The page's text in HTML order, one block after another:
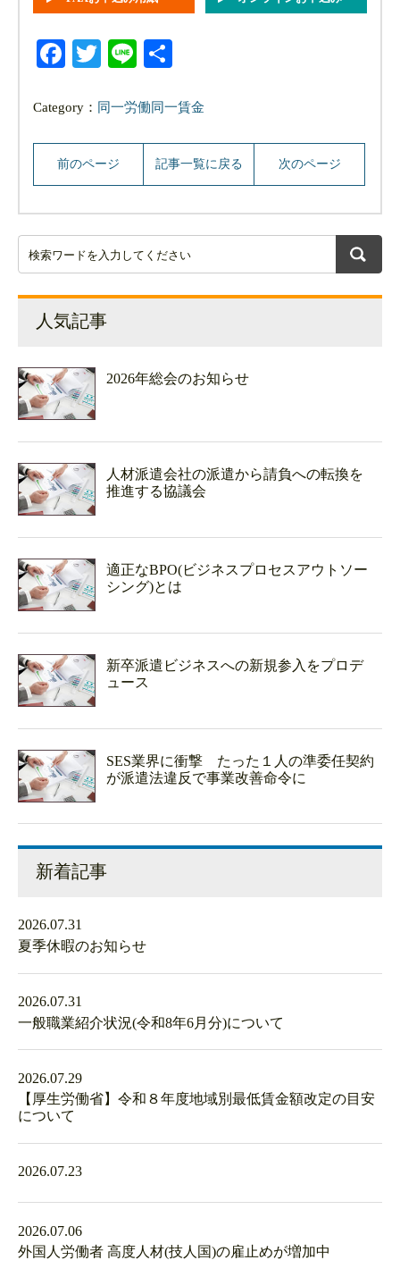
Facebook
Twitter
Line
Category： 同一労働同一賃金
前のページ 記事一覧に戻る 次のページ
人気記事
2026年総会のお知らせ
人材派遣会社の派遣から請負への転換を
推進する協議会
適正なBPO(ビジネスプロセスアウトソー
シング)とは
新卒派遣ビジネスへの新規参入をプロデ
ュース
SES業界に衝撃 たった１人の準委任契約
が派遣法違反で事業改善命令に
新着記事
2026.07.31
夏季休暇のお知らせ
2026.07.31
一般職業紹介状況(令和8年6月分)について
2026.07.29
【厚生労働省】令和８年度地域別最低賃金額改定の目安
について
2026.07.23
2026.07.06
外国人労働者 高度人材(技人国)の雇止めが増加中